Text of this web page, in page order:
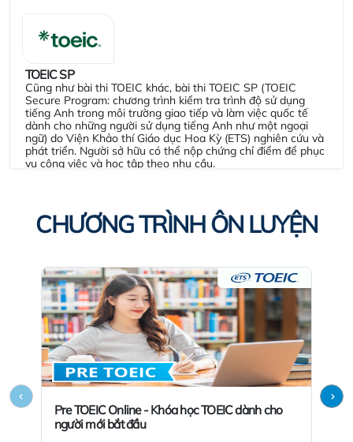
TOEIC SP
Cũng như bài thi TOEIC khác, bài thi TOEIC SP (TOEIC
Secure Program: chương trình kiểm tra trình độ sử dụng
tiếng Anh trong môi trường giao tiếp và làm việc quốc tế
dành cho những người sử dụng tiếng Anh như một ngoại
ngữ) do Viện Khảo thí Giáo dục Hoa Kỳ (ETS) nghiên cứu và
phát triển. Người sở hữu có thể nộp chứng chỉ điểm để phục
vụ công việc và học tập theo nhu cầu.
TOEIC Listening & Reading - trên máy tính
Ra đời từ năm 1979, bài thi TOEIC (Test of English for
International Communication) đã được sử dụng làm chuẩn
đánh giá các kỹ năng Nghe hiểu và Đọc hiểu tiếng Anh – hai
kỹ năng thiết yếu trong môi trường giao tiếp và làm việc
quốc tế. TOEIC hiện đang được sử dụng rộng rãi tại hơn 160
quốc gia trên thế giới với hơn 7 triệu bài thi/năm và là bài thi
uy tín nhất được hơn 14.000 tổ chức sử dụng để đánh giá
trình độ sử dụng tiếng Anh trong môi trường làm việc quốc
tế.
Đăng ký thi
CHƯƠNG TRÌNH ÔN LUYỆN
Pre TOEIC Online - Khóa học TOEIC dành cho
người mới bắt đầu